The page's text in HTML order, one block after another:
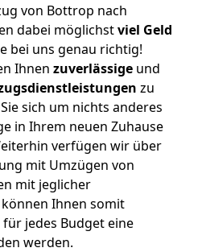
von Bottrop nach
dabei möglichstviel Geld
bei uns genau richtig!
Ihnen zuverlässige und
zu
sich um nichts anderes
in Ihrem neuen Zuhause
verfügen wir über
mit Umzügen von
mit jeglicher
Ihnen somit
jedes Budget eine
werden.